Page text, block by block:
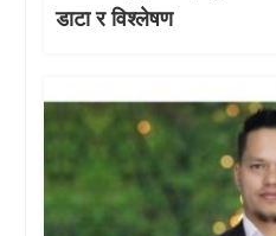
डाटा र विश्लेषण